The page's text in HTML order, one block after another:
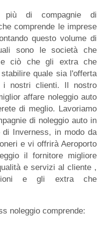
più di compagnie di
comprende le imprese
questo volume di
sono le società che
ciò che gli extra che
quale sia l'offerta
nostri clienti. Il nostro
affare noleggio auto
di meglio. Lavoriamo
di noleggio auto in
di Inverness, in modo da
e vi offrirà Aeroporto
il fornitore migliore
e servizi al cliente ,
e gli extra che
noleggio comprende: